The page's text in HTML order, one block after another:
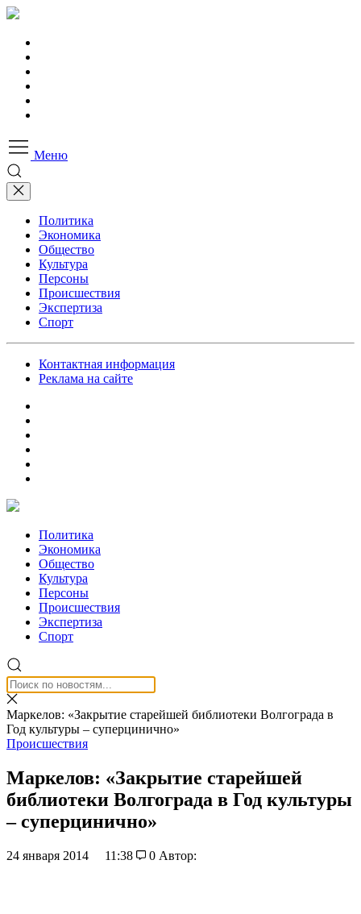
Меню
Политика
Экономика
Общество
Культура
Персоны
Происшествия
Экспертиза
Спорт
Контактная информация
Реклама на сайте
Политика
Экономика
Общество
Культура
Персоны
Происшествия
Экспертиза
Спорт
Маркелов: «Закрытие старейшей библиотеки Волгограда в
Год культуры – суперцинично»
Происшествия
Маркелов: «Закрытие старейшей
библиотеки Волгограда в Год культуры
– суперцинично»
24 января 2014 11:38 0 Автор: